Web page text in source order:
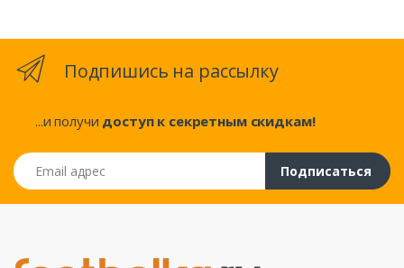
Подпишись на рассылку
...и получи доступ к секретным скидкам!
Email адрес
Подписаться